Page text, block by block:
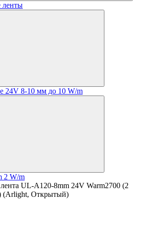
ленты
24V 8-10 мм до 10 W/m
2 W/m
UL-A120-8mm 24V Warm2700 (2
(Arlight, Открытый)